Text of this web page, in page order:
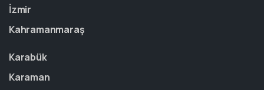
İzmir
Kahramanmaraş
Karabük
Karaman